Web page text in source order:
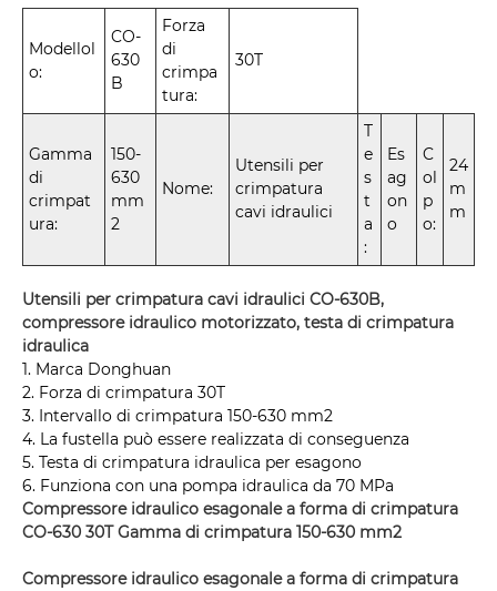
Modellol
o:
CO-
630
B
Forza
di
crimpa
tura:
30T
Gamma
di
crimpat
ura:
150-
630
mm
2
Nome:
Utensili per
crimpatura
cavi idraulici
T
e
s
t
a
:
Es
ag
on
o
C
ol
p
o:
24
m
m
Utensili per crimpatura cavi idraulici CO-630B,
compressore idraulico motorizzato, testa di crimpatura
idraulica
1. Marca Donghuan
2. Forza di crimpatura 30T
3. Intervallo di crimpatura 150-630 mm2
4. La fustella può essere realizzata di conseguenza
5. Testa di crimpatura idraulica per esagono
6. Funziona con una pompa idraulica da 70 MPa
Compressore idraulico esagonale a forma di crimpatura
CO-630 30T Gamma di crimpatura 150-630 mm2
Compressore idraulico esagonale a forma di crimpatura